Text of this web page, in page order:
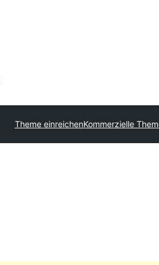
Theme einreichenKommerzielle